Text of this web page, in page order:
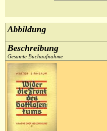
Warenkorb
Geschäftschronik
Abbildung
Beschreibung
Gesamte Buchaufnahme